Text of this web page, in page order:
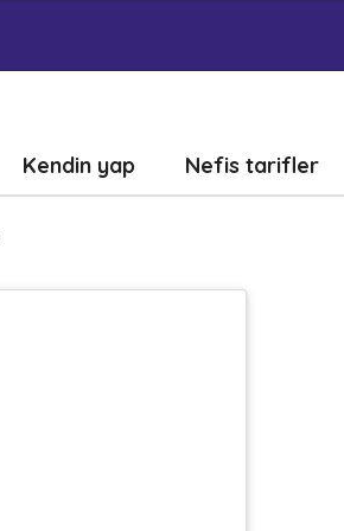
Kendin yap Nefis tarifler